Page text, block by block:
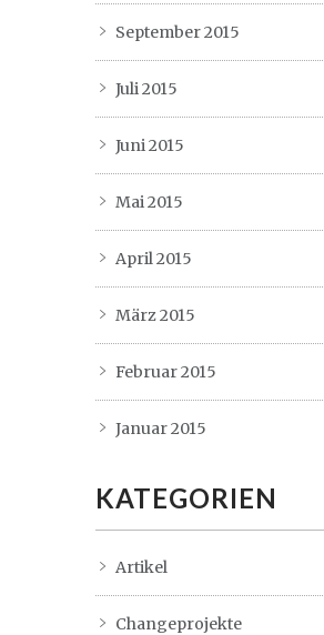
September 2015
Juli 2015
Juni 2015
Mai 2015
April 2015
März 2015
Februar 2015
Januar 2015
KATEGORIEN
Artikel
Changeprojekte